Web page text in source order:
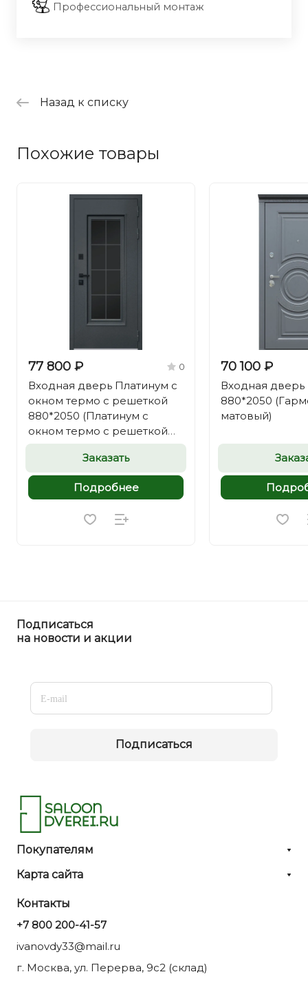
Профессиональный монтаж
Назад к списку
Похожие товары
77 800 ₽ 0
Входная дверь Платинум с
окном термо с решеткой
880*2050 (Платинум с
окном термо с решеткой
белый матовый)
Заказать
Подробнее
70 100 ₽
Входная
880*2050
матовый)
Подписаться
на новости и акции
Подписаться
Покупателям
Карта сайта
Контакты
+7 800 200-41-57
ivanovdy33@mail.ru
г. Москва, ул. Перерва, 9с2 (склад)